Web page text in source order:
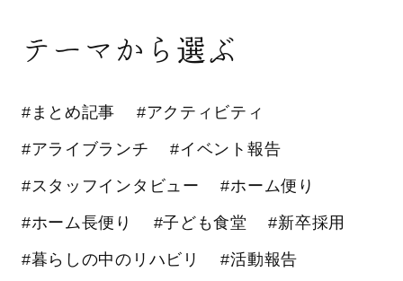
テーマから選ぶ
#まとめ記事 #アクティビティ
#アライブランチ #イベント報告
#スタッフインタビュー #ホーム便り
#ホーム長便り #子ども食堂 #新卒採用
#暮らしの中のリハビリ #活動報告